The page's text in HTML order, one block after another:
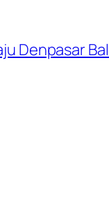
Denpasar